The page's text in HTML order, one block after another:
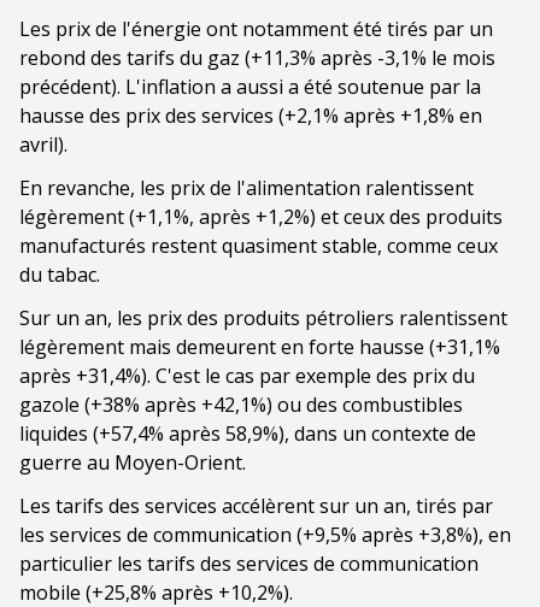
Les prix de l'énergie ont notamment été tirés par un
rebond des tarifs du gaz (+11,3% après -3,1% le mois
précédent). L'inflation a aussi a été soutenue par la
hausse des prix des services (+2,1% après +1,8% en
avril).
En revanche, les prix de l'alimentation ralentissent
légèrement (+1,1%, après +1,2%) et ceux des produits
manufacturés restent quasiment stable, comme ceux
du tabac.
Sur un an, les prix des produits pétroliers ralentissent
légèrement mais demeurent en forte hausse (+31,1%
après +31,4%). C'est le cas par exemple des prix du
gazole (+38% après +42,1%) ou des combustibles
liquides (+57,4% après 58,9%), dans un contexte de
guerre au Moyen-Orient.
Les tarifs des services accélèrent sur un an, tirés par
les services de communication (+9,5% après +3,8%), en
particulier les tarifs des services de communication
mobile (+25,8% après +10,2%).